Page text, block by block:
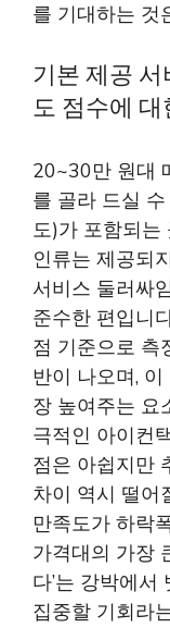
를 기대하는 것
기본 제공
도 점수에 대
20~30만 원대
를 골라 드실
도)가 포함되는
인류는 제공되
서비스 둘러싸
준수한 편입니
점 기준으로 측
반이 나오며,
장 높여주는 요
극적인 아이컨
점은 아쉽지만
차이 역시 떨어
만족도가 하락
가격대의 가장
다’는 강박에
집중할 기회라